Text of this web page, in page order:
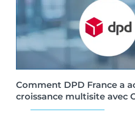
Comment DPD France a
croissance multisite avec